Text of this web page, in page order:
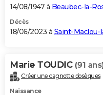
14/08/1947 à Beaubec-la-
Décès
18/06/2023 à Saint-Maclou-
Marie TOUDIC (91
Créer une cagnotte obsèques
Naissance